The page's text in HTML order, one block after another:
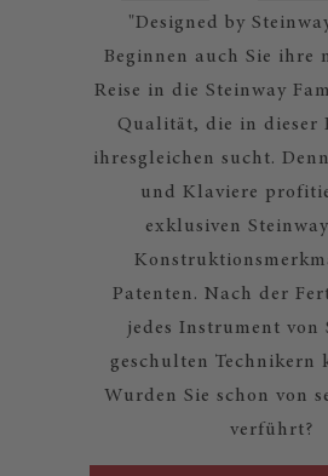
"Designed by
Beginnen auch Sie ihre
Reise in die Steinway
Qualität, die in dieser
ihresgleichen sucht.
und Klaviere
exklusiven
Patenten. Nach der
jedes Instrument von
geschulten Technikern
Wurden Sie schon von
verführt?